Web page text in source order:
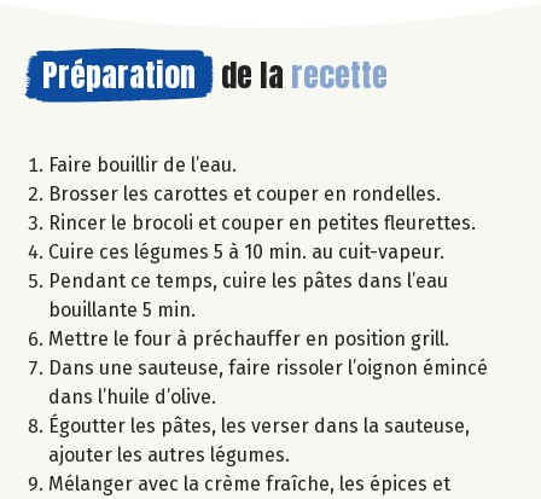
Préparation de la recette
Faire bouillir de l’eau.
Brosser les carottes et couper en rondelles.
Rincer le brocoli et couper en petites fleurettes.
Cuire ces légumes 5 à 10 min. au cuit-vapeur.
Pendant ce temps, cuire les pâtes dans l’eau
bouillante 5 min.
Mettre le four à préchauffer en position grill.
Dans une sauteuse, faire rissoler l’oignon émincé
dans l’huile d’olive.
Égoutter les pâtes, les verser dans la sauteuse,
ajouter les autres légumes.
Mélanger avec la crème fraîche, les épices et